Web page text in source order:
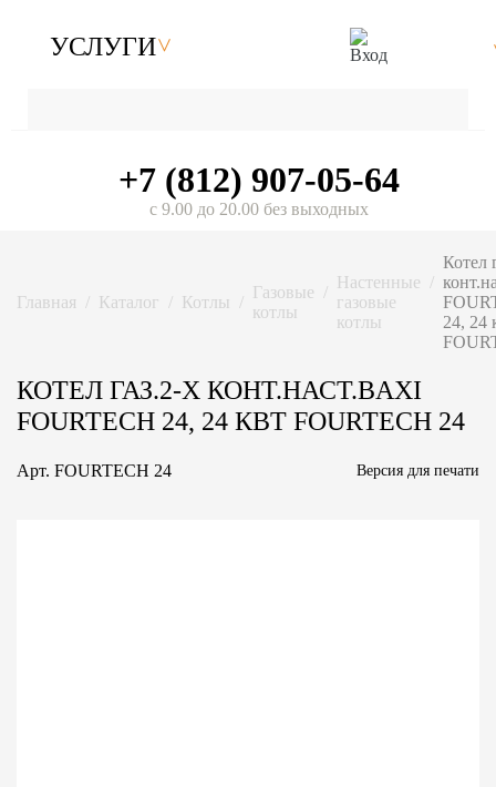
УСЛУГИ
+7 (812) 907-05-64
с 9.00 до 20.00 без выходных
Главная Каталог Котлы
Газовые
котлы
Настенные
газовые
котлы
Котел
24, 24
КОТЕЛ ГАЗ.2-Х КОНТ.НАСТ.BAXI
FOURTECH 24, 24 КВТ FOURTECH 24
Арт. FOURTECH 24 Версия для печати